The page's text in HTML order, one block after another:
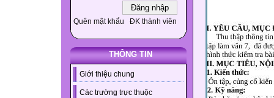
Quên mật khẩu ĐK thành viên
THÔNG TIN
Giới thiệu chung
Các trường trực thuộc